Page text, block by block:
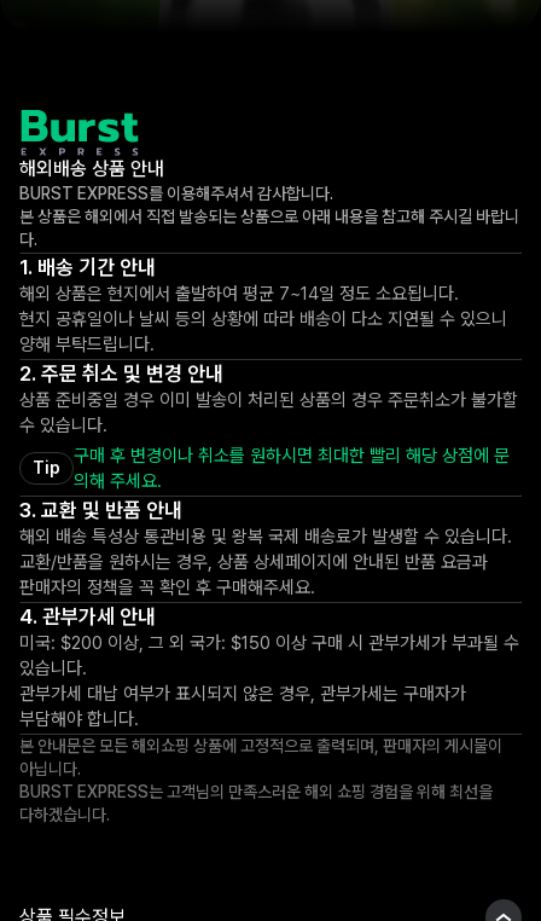
해외배송 상품 안내
BURST EXPRESS를 이용해주셔서 감사합니다.
본 상품은 해외에서 직접 발송되는 상품으로 아래 내용을 참고해 주시길 바랍니
다.
배송 기간 안내
해외 상품은 현지에서 출발하여 평균 7~14일 정도 소요됩니다.
현지 공휴일이나 날씨 등의 상황에 따라 배송이 다소 지연될 수 있으니
양해 부탁드립니다.
주문 취소 및 변경 안내
상품 준비중일 경우 이미 발송이 처리된 상품의 경우 주문취소가 불가할
수 있습니다.
Tip
구매 후 변경이나 취소를 원하시면 최대한 빨리 해당 상점에 문
의해 주세요.
교환 및 반품 안내
해외 배송 특성상 통관비용 및 왕복 국제 배송료가 발생할 수 있습니다.
교환/반품을 원하시는 경우, 상품 상세페이지에 안내된 반품 요금과
판매자의 정책을 꼭 확인 후 구매해주세요.
관부가세 안내
미국: $200 이상, 그 외 국가: $150 이상 구매 시 관부가세가 부과될 수
있습니다.
관부가세 대납 여부가 표시되지 않은 경우, 관부가세는 구매자가
부담해야 합니다.
본 안내문은 모든 해외쇼핑 상품에 고정적으로 출력되며, 판매자의 게시물이
아닙니다.
BURST EXPRESS는 고객님의 만족스러운 해외 쇼핑 경험을 위해 최선을
다하겠습니다.